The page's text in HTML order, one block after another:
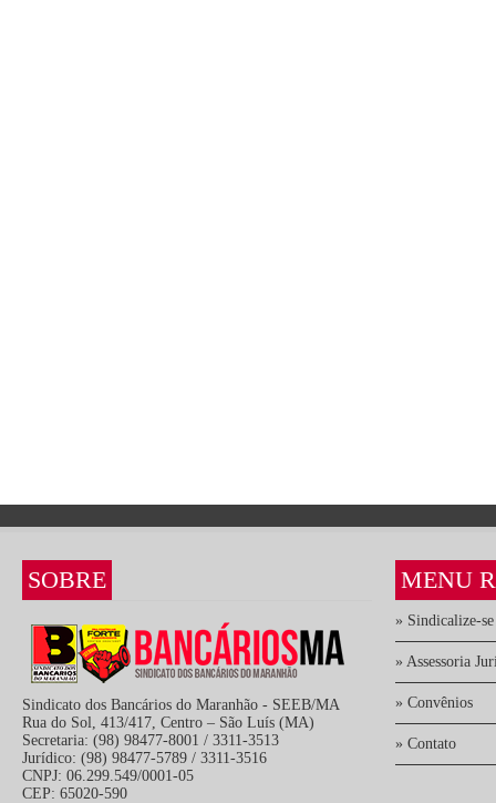
SOBRE
Sindicato dos Bancários do Maranhão - SEEB/MA
Rua do Sol, 413/417, Centro – São Luís (MA)
Secretaria: (98) 98477-8001 / 3311-3513
Jurídico: (98) 98477-5789 / 3311-3516
CNPJ: 06.299.549/0001-05
CEP: 65020-590
MENU
» Sindicalize-se
» Assessoria
» Convênios
» Contato